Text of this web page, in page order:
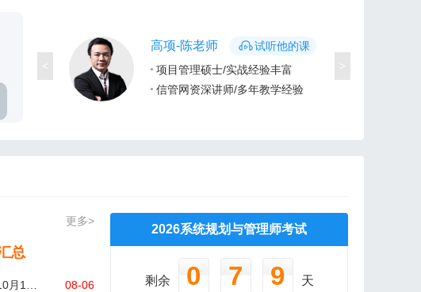
高项-陈老师
试听他的课
项目管理硕士/实战经验丰富
信管网资深讲师/多年教学经验
< >
更多>
总
08-06
2026系统规划与管理师考试
剩余 0 7 9 天